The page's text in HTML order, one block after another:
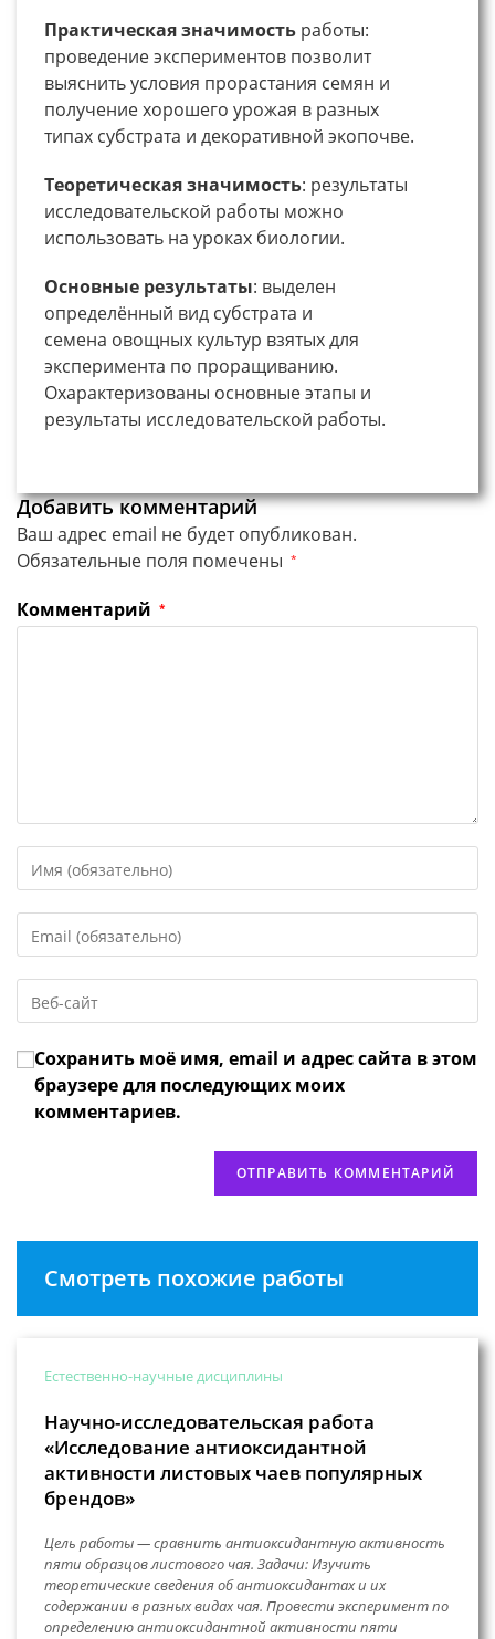
Практическая значимость работы:
проведение экспериментов позволит
выяснить условия прорастания семян и
получение хорошего урожая в разных
типах субстрата и декоративной экопочве.
Теоретическаязначимость: результаты
исследовательской работы можно
использовать на уроках биологии.
Основные результаты: выделен
определённый вид субстрата и
семена овощных культур взятых для
эксперимента по проращиванию.
Охарактеризованы основные этапы и
результаты исследовательской работы.
Добавить комментарий
Ваш адрес email не будет опубликован.
Обязательные поля помечены *
Комментарий *
свое
или
имя
чтобы
прокомментировать
свой
адрес,
чтобы
URL
веб-
сайта
(необязательно)
Сохранить моё имя, email и адрес сайта в этом
браузере для последующих моих
комментариев.
Смотреть похожие работы
Естественно-научные дисциплины
Научно-исследовательская работа
«Исследование антиоксидантной
активности листовых чаев популярных
брендов»
Цель работы — сравнить антиоксидантную активность
пяти образцов листового чая. Задачи: Изучить
теоретические сведения об антиоксидантах и их
содержании в разных видах чая. Провести эксперимент по
определению антиоксидантной активности пяти